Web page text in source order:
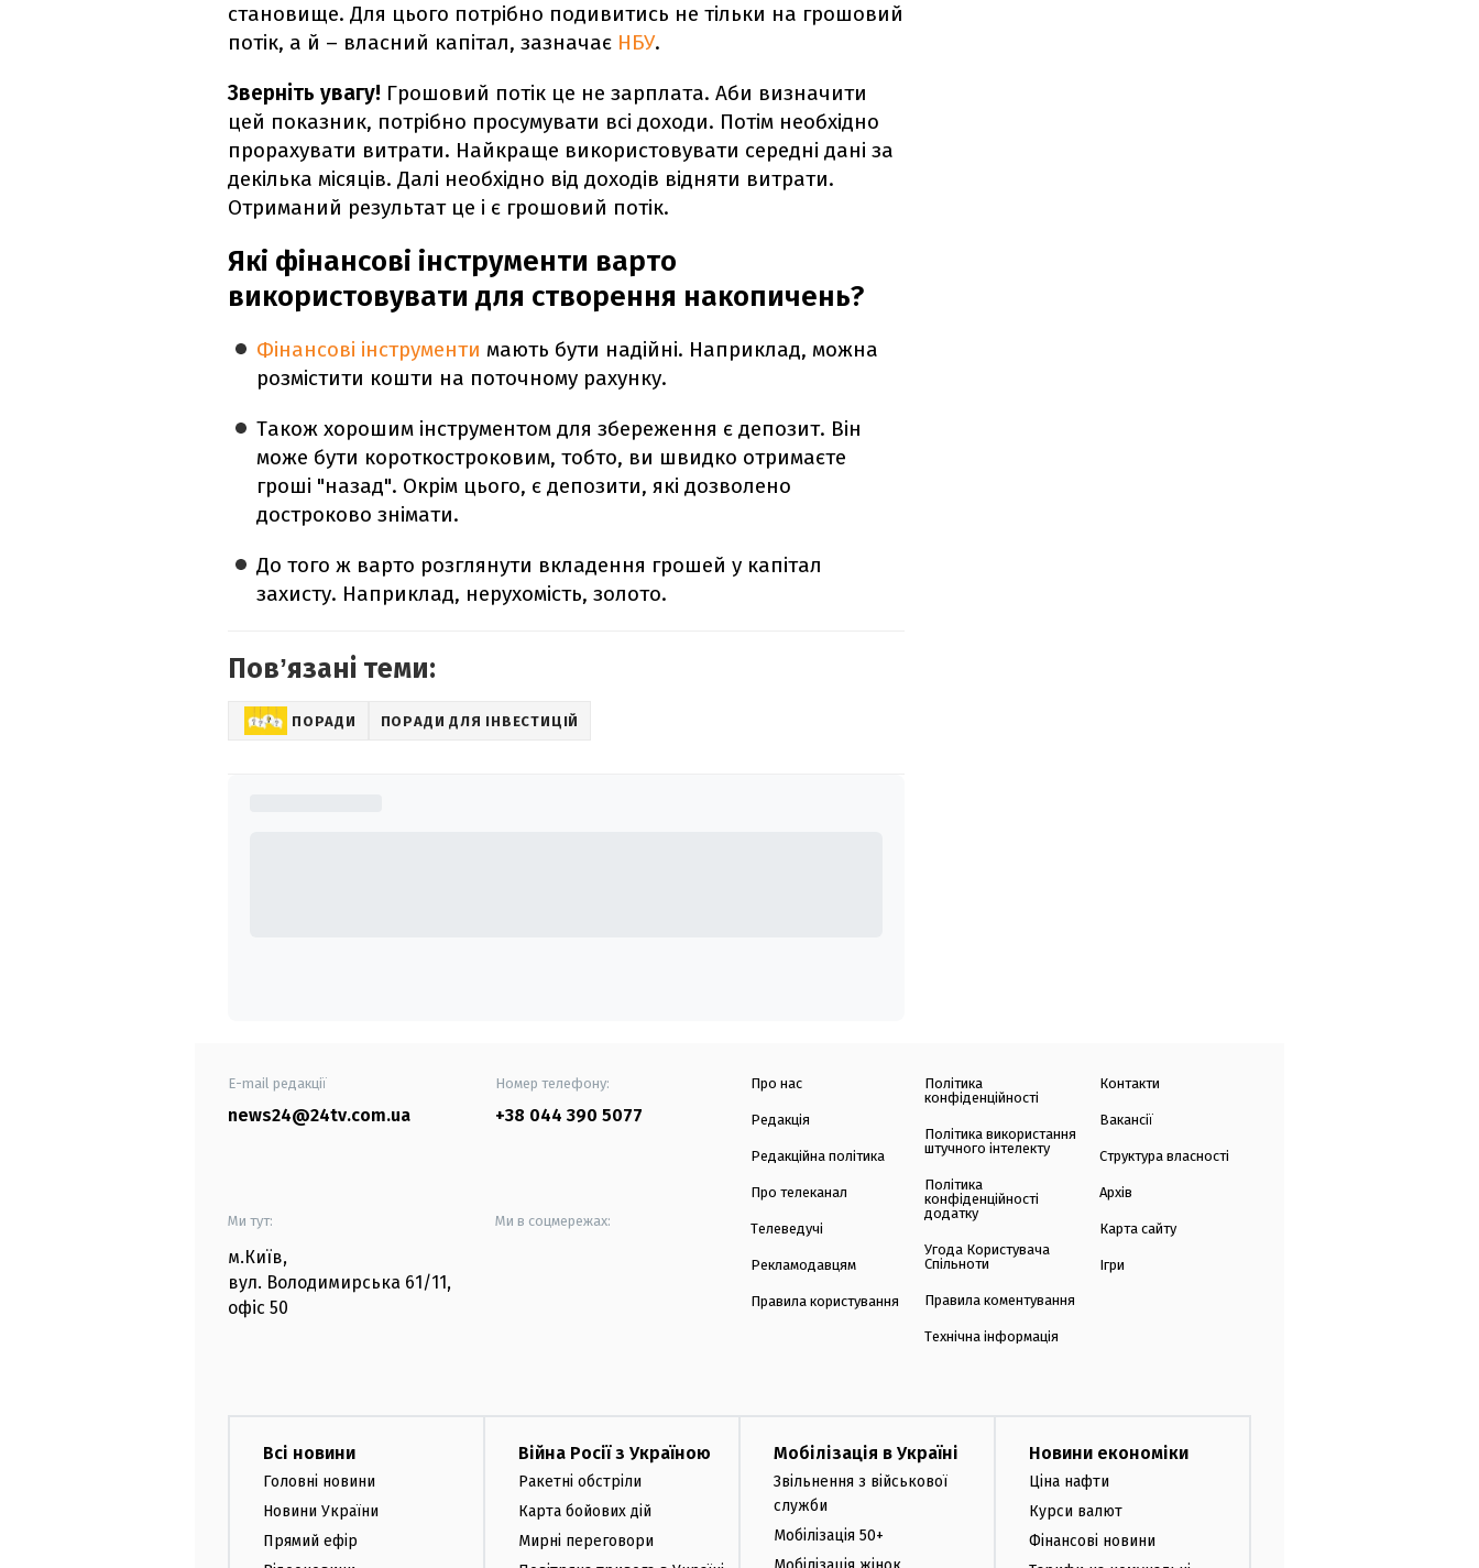
становище. Для цього потрібно подивитись не тільки на грошовий
потік, а й – власний капітал, зазначає НБУ.
Зверніть увагу! Грошовий потік це не зарплата. Аби визначити
цей показник, потрібно просумувати всі доходи. Потім необхідно
прорахувати витрати. Найкраще використовувати середні дані за
декілька місяців. Далі необхідно від доходів відняти витрати.
Отриманий результат це і є грошовий потік.
Які фінансові інструменти варто
використовувати для створення накопичень?
Фінансові інструменти мають бути надійні. Наприклад, можна
розмістити кошти на поточному рахунку.
Також хорошим інструментом для збереження є депозит. Він
може бути короткостроковим, тобто, ви швидко отримаєте
гроші "назад". Окрім цього, є депозити, які дозволено
достроково знімати.
До того ж варто розглянути вкладення грошей у капітал
захисту. Наприклад, нерухомість, золото.
Повʼязані теми:
ПОРАДИ ПОРАДИ ДЛЯ ІНВЕСТИЦІЙ
E-mail редакції
news24@24tv.com.ua
Номер телефону:
+38 044 390 5077
Ми тут:
м.Київ,
вул. Володимирська 61/11,
офіс 50
Ми в соцмережах:
Про нас
Редакція
Редакційна політика
Про телеканал
Телеведучі
Рекламодавцям
Правила користування
Політика
конфіденційності
Політика використання
штучного інтелекту
Політика
конфіденційності
додатку
Угода Користувача
Спільноти
Правила коментування
Технічна інформація
Контакти
Вакансії
Структура власності
Архів
Карта сайту
Ігри
Всі новини
Головні новини
Новини України
Прямий ефір
Війна Росії з Україною
Ракетні обстріли
Карта бойових дій
Мирні переговори
Мобілізація в Україні
Звільнення з військової
служби
Мобілізація 50+
Новини економіки
Ціна нафти
Курси валют
Фінансові новини